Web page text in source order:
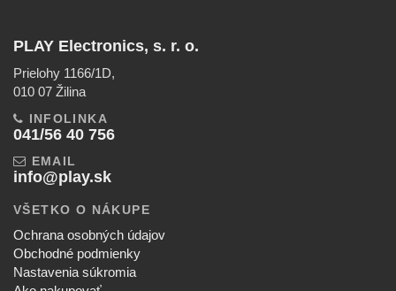
PLAY Electronics, s. r. o.
Prielohy 1166/1D,
010 07 Žilina
INFOLINKA
041/56 40 756
EMAIL
info@play.sk
VŠETKO O NÁKUPE
Ochrana osobných údajov
Obchodné podmienky
Nastavenia súkromia